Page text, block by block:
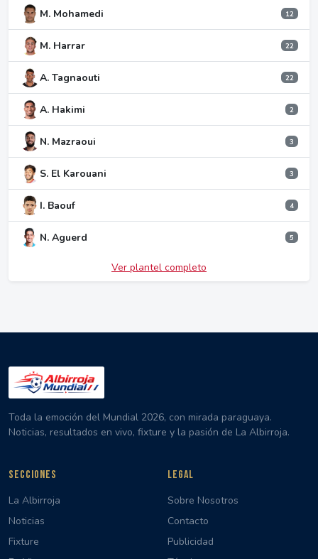
M. Mohamedi 12
M. Harrar 22
A. Tagnaouti 22
A. Hakimi 2
N. Mazraoui 3
S. El Karouani 3
I. Baouf 4
N. Aguerd 5
Ver plantel completo
Toda la emoción del Mundial 2026, con mirada paraguaya.
Noticias, resultados en vivo, fixture y la pasión de La Albirroja.
SECCIONES
La Albirroja
Noticias
Fixture
LEGAL
Sobre Nosotros
Contacto
Publicidad